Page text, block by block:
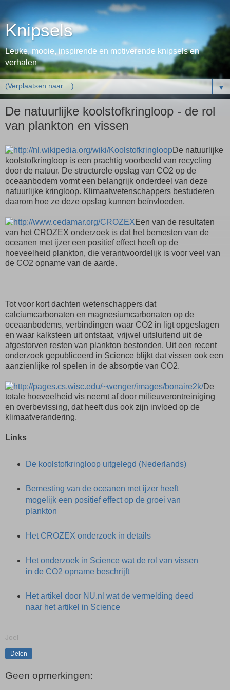
Knipsels
Leuke, mooie, inspirende en motiverende knipsels en
verhalen
▼
De natuurlijke koolstofkringloop - de rol
van plankton en vissen
De natuurlijke
koolstofkringloop is een prachtig voorbeeld van recycling
door de natuur. De structurele opslag van CO2 op de
oceaanbodem vormt een belangrijk onderdeel van deze
natuurlijke kringloop. Klimaatwetenschappers bestuderen
daarom hoe ze deze opslag kunnen beïnvloeden.
Een van de resultaten
van het CROZEX onderzoek is dat het bemesten van de
oceanen met ijzer een positief effect heeft op de
hoeveelheid plankton, die verantwoordelijk is voor veel van
de CO2 opname van de aarde.
Tot voor kort dachten wetenschappers dat
calciumcarbonaten en magnesiumcarbonaten op de
oceaanbodems, verbindingen waar CO2 in ligt opgeslagen
en waar kalksteen uit ontstaat, vrijwel uitsluitend uit de
afgestorven resten van plankton bestonden. Uit een recent
onderzoek gepubliceerd in Science blijkt dat vissen ook een
aanzienlijke rol spelen in de absorptie van CO2.
De
totale hoeveelheid vis neemt af door milieuverontreiniging
en overbevissing, dat heeft dus ook zijn invloed op de
klimaatverandering.
Links
De koolstofkringloop uitgelegd (Nederlands)
Bemesting van de oceanen met ijzer heeft
mogelijk een positief effect op de groei van
plankton
Het CROZEX onderzoek in details
Het onderzoek in Science wat de rol van vissen
in de CO2 opname beschrijft
Het artikel door NU.nl wat de vermelding deed
naar het artikel in Science
Joel
Delen
Geen opmerkingen: